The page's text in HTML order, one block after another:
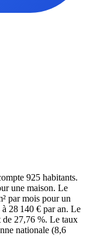
925 habitants.
une maison. Le
par mois pour un
28 140 € par an. Le
de 27,76 %. Le taux
nationale (8,6